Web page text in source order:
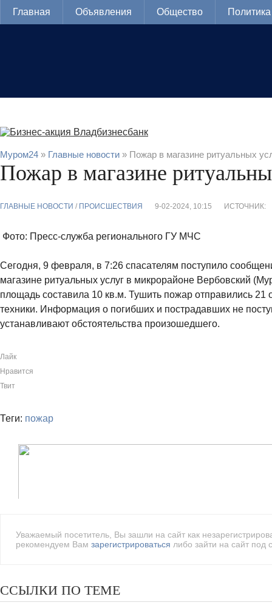
Главная Объявления Общество Политика
Муром24 » Главные новости » Пожар в магазине ритуальных
Пожар в магазине
ГЛАВНЫЕ НОВОСТИ / ПРОИСШЕСТВИЯ 9-02-2024, 10:15 ИСТОЧНИК:
Фото: Пресс-служба регионального ГУ МЧС
Сегодня, 9 февраля, в 7:26 спасателям поступило
магазине ритуальных услуг в микрорайоне Вербовский
площадь составила 10 кв.м. Тушить пожар отправились 21
техники. Информация о погибших и пострадавших не
устанавливают обстоятельства произошедшего.
Лайк
Нравится
Твит
Теги: пожар
Уважаемый посетитель, Вы зашли на сайт как
рекомендуем Вам зарегистрироваться либо зайти на сайт
ССЫЛКИ ПО ТЕМЕ